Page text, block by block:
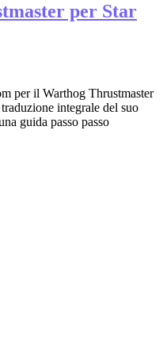
per Star
per il Warthog Thrustmaster
integrale del suo
guida passo passo